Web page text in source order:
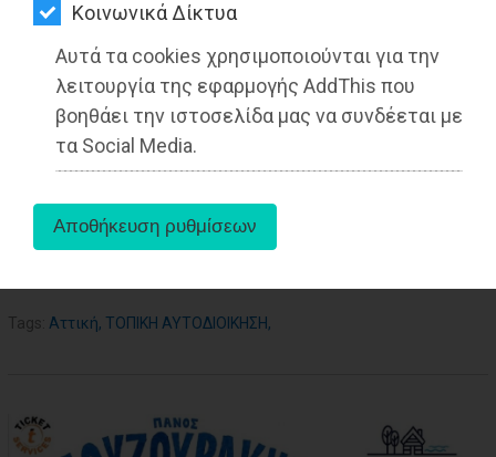
Kοινωνικά Δίκτυα
Αυτά τα cookies χρησιμοποιούνται για την
λειτουργία της εφαρμογής AddThis που
βοηθάει την ιστοσελίδα μας να συνδέεται με
τα Social Media.
ΨΙΘΥΡΟΙ
ΑΠΟΣΤΟΛΗ
ΑΡΘΡΩΝ
Από τo Dimotisnews
aboutus
Tags: Αττική, ΤΟΠΙΚΗ ΑΥΤΟΔΙΟΙΚΗΣΗ,